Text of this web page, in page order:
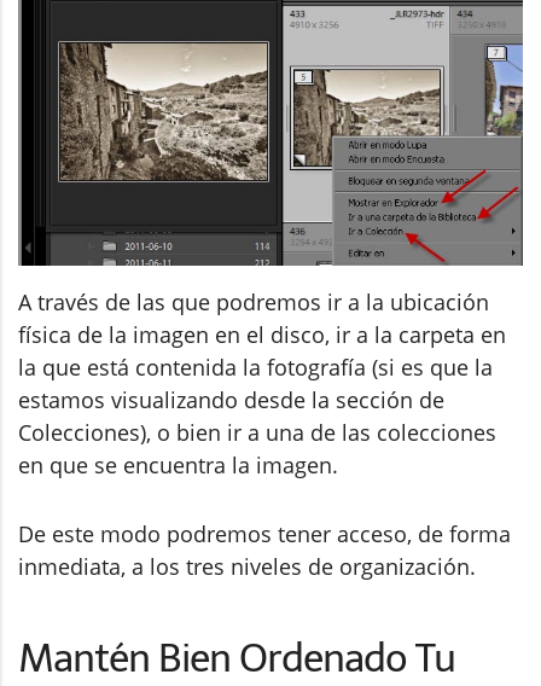
A través de las que podremos ir a la ubicación
física de la imagen en el disco, ir a la carpeta en
la que está contenida la fotografía (si es que la
estamos visualizando desde la sección de
Colecciones), o bien ir a una de las colecciones
en que se encuentra la imagen.
De este modo podremos tener acceso, de forma
inmediata, a los tres niveles de organización.
Mantén Bien Ordenado Tu